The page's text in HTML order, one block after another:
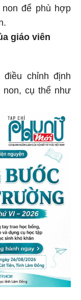
để phù hợp
giáo viên
chỉnh định
non, cụ thể như